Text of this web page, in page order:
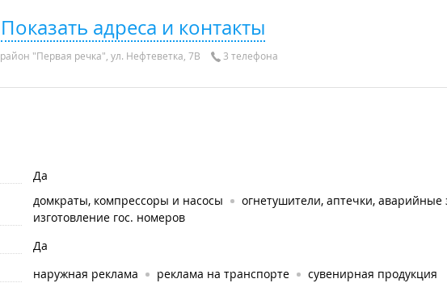
Показать адреса и контакты
район "Первая речка", ул. Нефтеветка, 7В 3 телефона
Да
домкраты, компрессоры и насосы
огнетушители, аптечки, аварийные
изготовление гос. номеров
Да
наружная реклама реклама на транспорте сувенирная продукция